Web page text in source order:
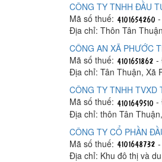
CÔNG TY TNHH ĐẦU
Mã số thuế:
Địa chỉ: Thôn Tân
CÔNG AN XÃ PHƯỚC
Mã số thuế:
-
Địa chỉ: Tân Thuận, Xã
CÔNG TY TNHH TVXD
Mã số thuế:
-
Địa chỉ: thôn Tân
CÔNG TY CỔ PHẦN
Mã số thuế:
Địa chỉ: Khu đô thị và